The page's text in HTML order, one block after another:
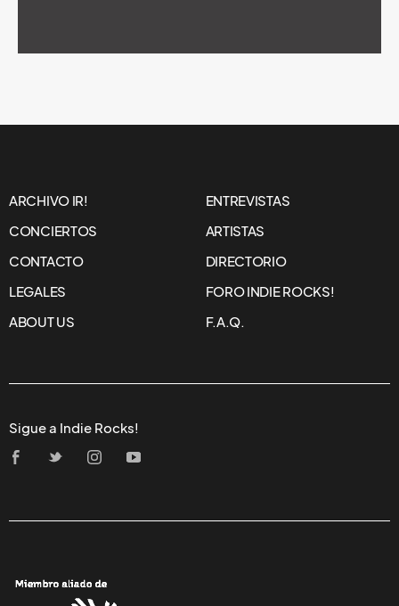
ARCHIVO IR!
ENTREVISTAS
CONCIERTOS
ARTISTAS
CONTACTO
DIRECTORIO
LEGALES
FORO INDIE ROCKS!
ABOUT US
F.A.Q.
Sigue a Indie Rocks!